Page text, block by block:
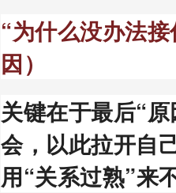
“为什么没办法
因）
关键在于最后“
会，以此拉开自
用“关系过熟”来